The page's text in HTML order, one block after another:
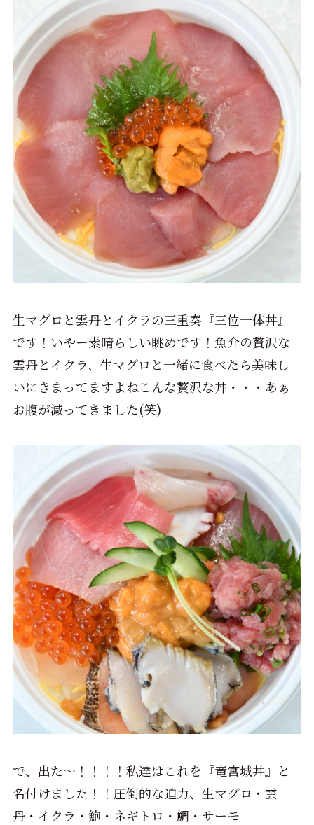
生マグロと雲丹とイクラの三重奏『三位一体丼』
です！いやー素晴らしい眺めです！魚介の贅沢な
雲丹とイクラ、生マグロと一緒に食べたら美味し
いにきまってますよねこんな贅沢な丼・・・あぁ
お腹が減ってきました(笑)
で、出た～！！！！私達はこれを『竜宮城丼』と
名付けました！！圧倒的な迫力、生マグロ・雲
丹・イクラ・鮑・ネギトロ・鯛・サーモ